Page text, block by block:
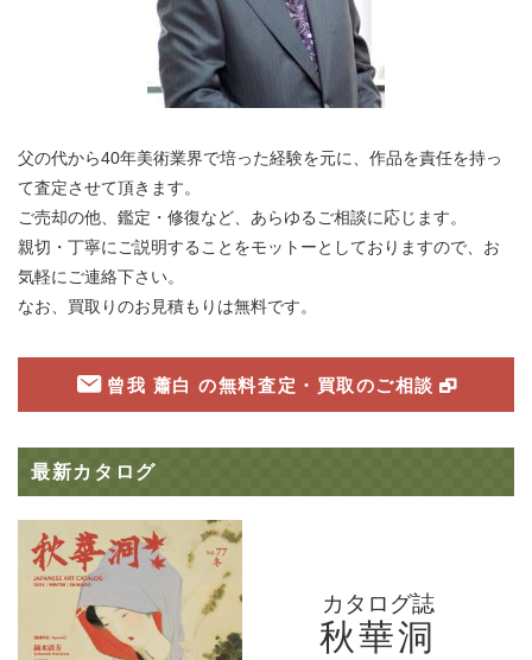
父の代から40年美術業界で培った経験を元に、 作品を責任を持っ
て査定させて頂きます。
ご売却の他、鑑定・修復など、あらゆるご相談に応じます。
親切・丁寧にご説明することをモットーとしておりますので、お
気軽にご連絡下さい。
なお、買取りのお見積もりは無料です。
曾我 蕭白 の無料査定・買取のご相談
最新カタログ
カタログ誌
秋華洞